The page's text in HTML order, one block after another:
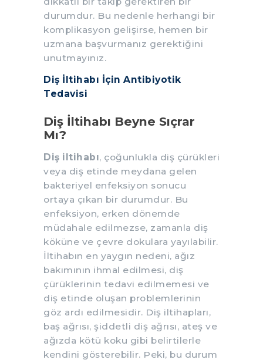
durumdur. Bu nedenle herhangi bir
komplikasyon gelişirse, hemen bir
uzmana başvurmanız gerektiğini
unutmayınız.
Diş İltihabı İçin Antibiyotik
Tedavisi
Diş İltihabı Beyne Sıçrar
Mı?
Diş iltihabı, çoğunlukla diş çürükleri
veya diş etinde meydana gelen
bakteriyel enfeksiyon sonucu
ortaya çıkan bir durumdur. Bu
enfeksiyon, erken dönemde
müdahale edilmezse, zamanla diş
köküne ve çevre dokulara yayılabilir.
İltihabın en yaygın nedeni, ağız
bakımının ihmal edilmesi, diş
çürüklerinin tedavi edilmemesi ve
diş etinde oluşan problemlerinin
göz ardı edilmesidir. Diş iltihapları,
baş ağrısı, şiddetli diş ağrısı, ateş ve
ağızda kötü koku gibi belirtilerle
kendini gösterebilir. Peki, bu durum